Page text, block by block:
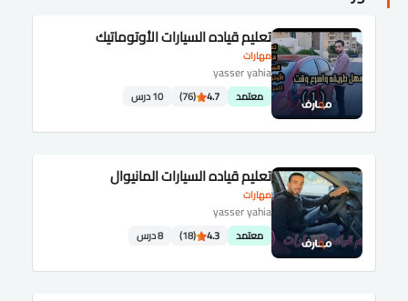
مهارات
تعليم قياده السيارات الأوتوماتيك
yasser yahia
معتمد 4.7
(76) 10 درس
مهارات
تعليم قياده السيارات المانيوال
yasser yahia
معتمد 4.3
(18) 8 درس